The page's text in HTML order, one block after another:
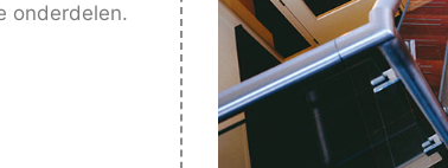
onderdelen.